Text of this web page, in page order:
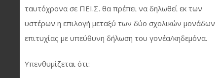
ταυτόχρονα σε ΠΕΙ.Σ. θα πρέπει να δηλωθεί εκ των
υστέρων η επιλογή μεταξύ των δύο σχολικών μονάδων
επιτυχίας με υπεύθυνη δήλωση του γονέα/κηδεμόνα.
Υπενθυμίζεται ότι: